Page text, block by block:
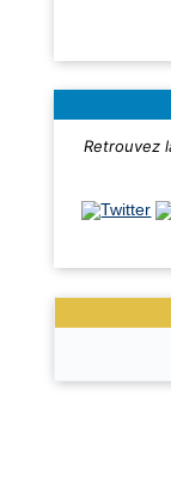
Retrouvez